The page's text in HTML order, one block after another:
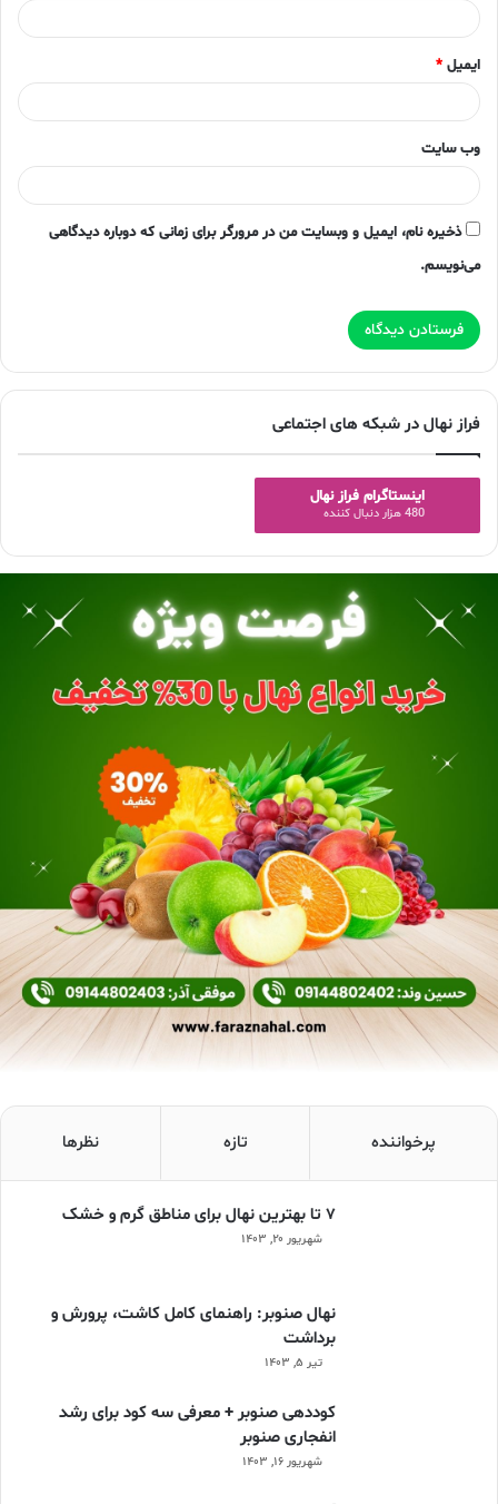
ایمیل *
وب‌ سایت
ذخیره نام، ایمیل و وبسایت من در مرورگر برای زمانی که دوباره دیدگاهی
می‌نویسم.
فراز نهال در شبکه های اجتماعی
اینستاگرام فراز نهال
480 هزار دنبال کننده
پرخواننده تازه نظرها
۷ تا بهترین نهال برای مناطق گرم و خشک
شهریور ۲۰, ۱۴۰۳
نهال صنوبر: راهنمای کامل کاشت، پرورش و
برداشت
تیر ۵, ۱۴۰۳
کوددهی صنوبر + معرفی سه کود برای رشد
انفجاری صنوبر
شهریور ۱۶, ۱۴۰۳